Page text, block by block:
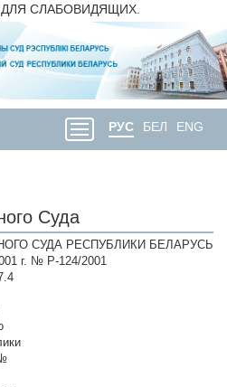
СЛАБОВИДЯЩИХ.
РУС БЕЛ ENG
Суда
СУДА РЕСПУБЛИКИ БЕЛАРУСЬ
г. № Р-124/2001